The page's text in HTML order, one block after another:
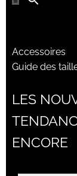
Accessoires
Guide des
LES
ENCORE